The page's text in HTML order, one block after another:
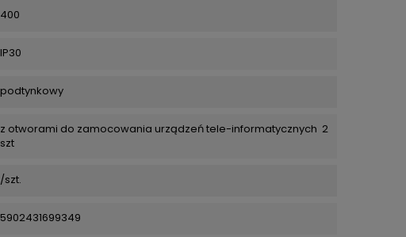
400
IP30
podtynkowy
z otworami do zamocowania urządzeń tele-informatycznych  2
szt
/szt.
5902431699349